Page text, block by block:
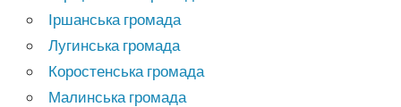
Іршанська громада
Лугинська громада
Коростенська громада
Малинська громада